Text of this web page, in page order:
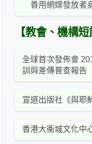
善用網媒發放者
【教會、機構短
全球首次發佈會
訓與差傳普查報告
宣道出版社《與耶
香港大衞城文化中